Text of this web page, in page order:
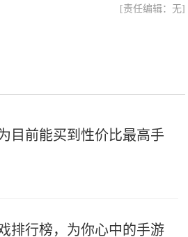
[责任编辑：无]
目前能买到性价比最高手
排行榜，为你心中的手游